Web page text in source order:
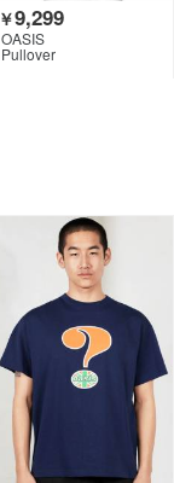
￥9,299
OASIS
Pullover